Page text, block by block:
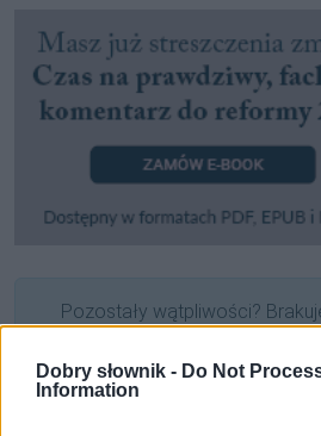
Dobry słownik - Do Not
Information
Pozostały wątpliwości?